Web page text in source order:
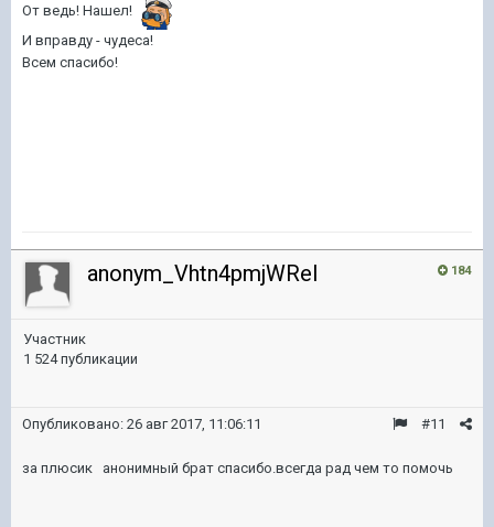
От ведь! Нашел!
И вправду - чудеса!
Всем спасибо!
184
anonym_Vhtn4pmjWReI
Участник
1 524 публикации
#11
Опубликовано: 26 авг 2017, 11:06:11
за плюсик анонимный брат спасибо.всегда рад чем то помочь